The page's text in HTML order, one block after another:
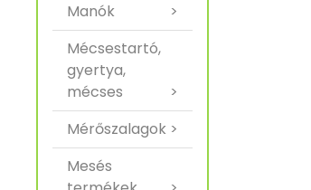
Manók
>
Mécsestartó,
gyertya,
mécses
>
Mérőszalagok >
Mesés